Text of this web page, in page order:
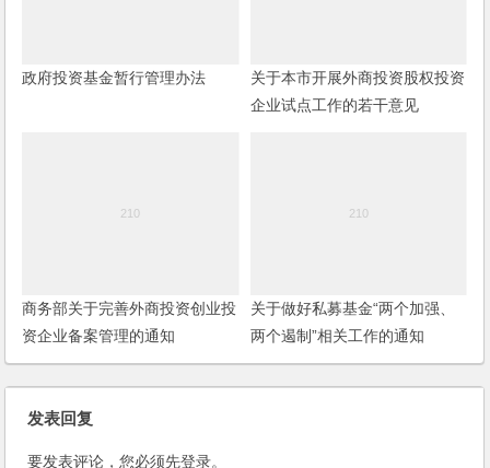
政府投资基金暂行管理办法
关于本市开展外商投资股权投资
企业试点工作的若干意见
商务部关于完善外商投资创业投
资企业备案管理的通知
关于做好私募基金“两个加强、
两个遏制”相关工作的通知
发表回复
要发表评论，您必须先登录。